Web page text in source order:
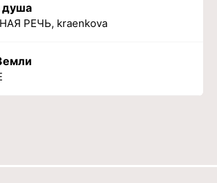
душа
РЕЧЬ, kraenkova